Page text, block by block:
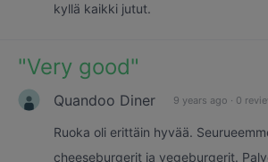
kyllä kaikki jutut.
"Very good"
Quandoo Diner 9 years ago · 0
Ruoka oli erittäin hyvää.
cheeseburgerit ja vegeburgerit.